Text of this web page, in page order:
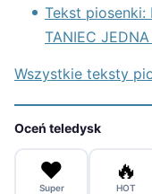
Tekst piosenki:
TANIEC
Wszystkie teksty
Oceń teledysk
❤️
Super
🔥
HOT